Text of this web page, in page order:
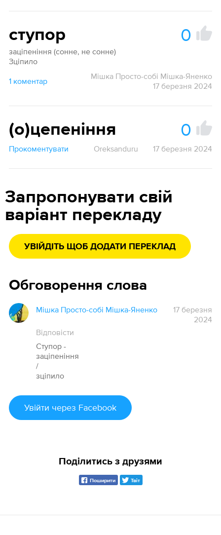
ступор 0
заціпеніння (сонне, не сонне)
Зціпило
1 коментар
Мішка Просто-собі Мішка-Яненко
17 березня 2024
(о)цепеніння 0
Прокоментувати Oreksanduru 17 березня 2024
Запропонувати свій
варіант перекладу
УВІЙДІТЬ ЩОБ ДОДАТИ ПЕРЕКЛАД
Обговорення слова
Мішка Просто-собі Мішка-Яненко
17 березня
2024
Відповісти
Ступор -
заціпеніння
/
зціпило
Увійти через Facebook
Поділитись з друзями
Поширити Твіт